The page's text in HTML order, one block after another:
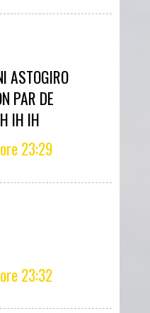
ASTOGIRO
PAR DE
IH IH
23:29
23:32